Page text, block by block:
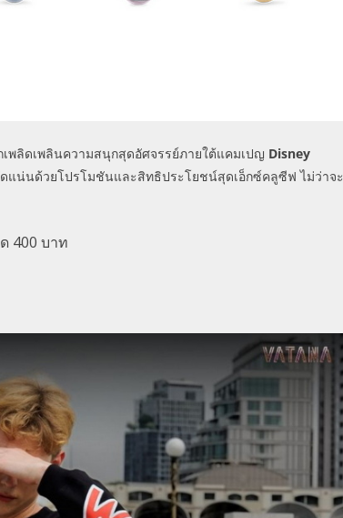
พลิดเพลินความสนุกสุดอัศจรรย์ภายใต้แคมเปญ Disney
แน่นด้วยโปรโมชันและสิทธิประโยชน์สุดเอ็กซ์คลูซีฟ ไม่ว่าจะ
400 บาท